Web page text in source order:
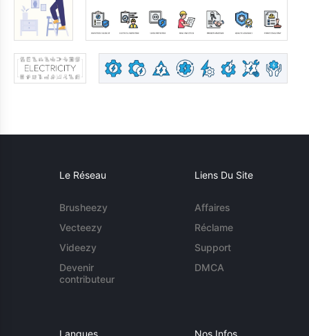
Le Réseau
Brusheezy
Vecteezy
Videezy
Devenir
contributeur
Liens Du Site
Affaires
Réclame
Support
DMCA
Langues Nos Infos